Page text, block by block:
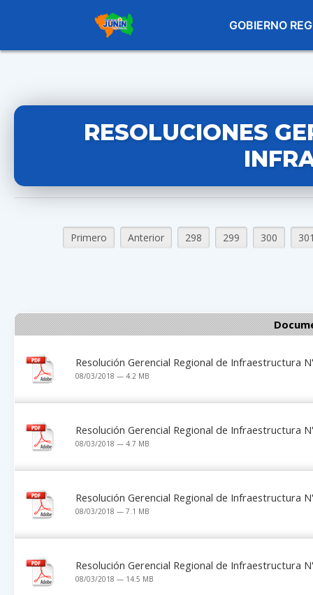
GOBIERNO
RESOLUCIONES
Primero Anterior 298 299 300
Resolución Gerencial Regional de Infraestructura
08/03/2018 — 4.2 MB
Resolución Gerencial Regional de Infraestructura
08/03/2018 — 4.7 MB
Resolución Gerencial Regional de Infraestructura
08/03/2018 — 7.1 MB
Resolución Gerencial Regional de Infraestructura
08/03/2018 — 14.5 MB